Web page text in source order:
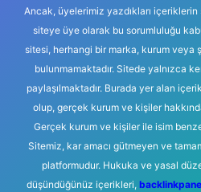
Ancak, üyelerimiz yazdıkları
siteye üye olarak bu sorumluluğu
sitesi, herhangi bir marka, kurum veya
bulunmamaktadır. Sitede yalnızca
paylaşılmaktadır. Burada yer alan
olup, gerçek kurum ve kişiler
Gerçek kurum ve kişiler ile isim
Sitemiz, kar amacı gütmeyen ve
platformudur. Hukuka ve yasal
düşündüğünüz içerikleri,